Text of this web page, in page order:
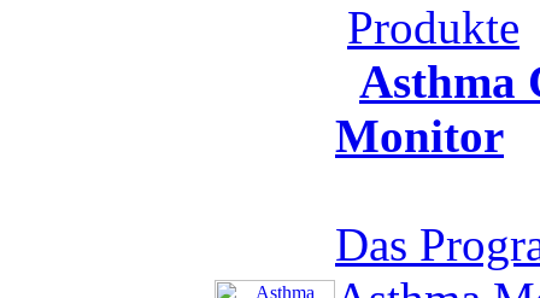
Produkte
Asthma
Monitor
Das